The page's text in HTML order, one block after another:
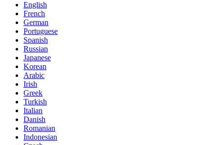
English
French
German
Portuguese
Spanish
Russian
Japanese
Korean
Arabic
Irish
Greek
Turkish
Italian
Danish
Romanian
Indonesian